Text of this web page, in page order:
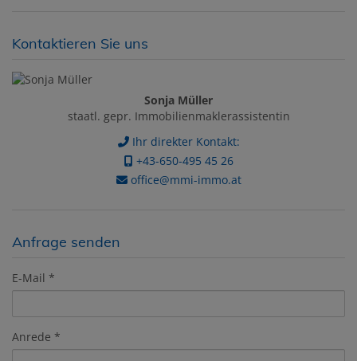
Kontaktieren Sie uns
Sonja Müller
staatl. gepr. Immobilienmaklerassistentin
Ihr direkter Kontakt:
+43-650-495 45 26
office@mmi-immo.at
Anfrage senden
E-Mail
Anrede